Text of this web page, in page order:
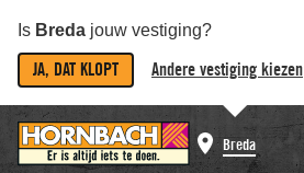
Is Breda jouw vestiging?
JA, DAT KLOPT Andere vestiging kiezen
Breda